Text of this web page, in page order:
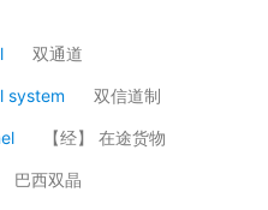
双通道
system 双信道制
【经】 在途货物
巴西双晶